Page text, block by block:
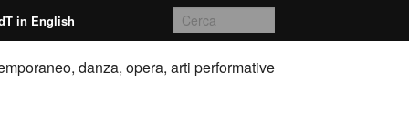
in English
danza, opera, arti performative